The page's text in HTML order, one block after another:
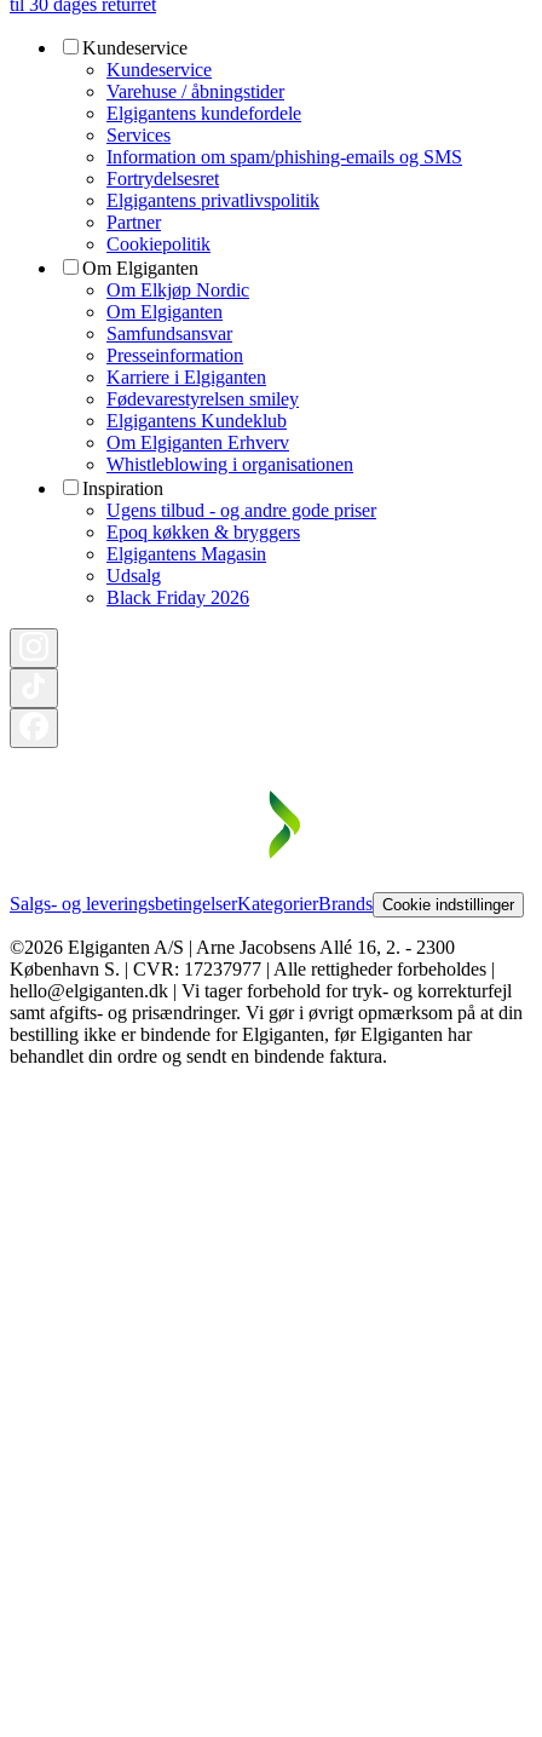
Kundeservice
Kundeservice
Varehuse / åbningstider
Elgigantens kundefordele
Services
Information om spam/phishing-emails og SMS
Fortrydelsesret
Elgigantens privatlivspolitik
Partner
Cookiepolitik
Om Elgiganten
Om Elkjøp Nordic
Om Elgiganten
Samfundsansvar
Presseinformation
Karriere i Elgiganten
Fødevarestyrelsen smiley
Elgigantens Kundeklub
Om Elgiganten Erhverv
Whistleblowing i organisationen
Inspiration
Ugens tilbud - og andre gode priser
Epoq køkken & bryggers
Elgigantens Magasin
Udsalg
Black Friday 2026
Salgs- og leveringsbetingelserKategorierBrands Cookie indstillinger
©2026 Elgiganten A/S | Arne Jacobsens Allé 16, 2. - 2300
København S. | CVR: 17237977 | Alle rettigheder forbeholdes |
hello@elgiganten.dk | Vi tager forbehold for tryk- og korrekturfejl
samt afgifts- og prisændringer. Vi gør i øvrigt opmærksom på at din
bestilling ikke er bindende for Elgiganten, før Elgiganten har
behandlet din ordre og sendt en bindende faktura.